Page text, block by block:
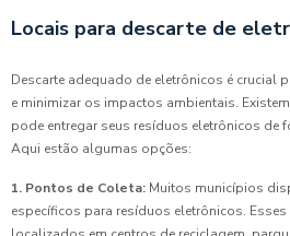
Locais para descarte de
Descarte adequado de eletrônicos é crucial
e minimizar os impactos ambientais.
pode entregar seus resíduos eletrônicos de
Aqui estão algumas opções:
1. Pontos de Coleta: Muitos municípios
específicos para resíduos eletrônicos.